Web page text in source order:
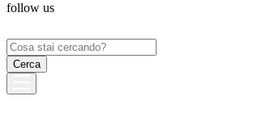
follow us
Ricerca
per: